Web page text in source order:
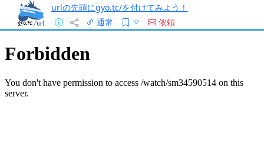
urlの先頭にgyo.tc/を付けてみよう！
通常
依頼